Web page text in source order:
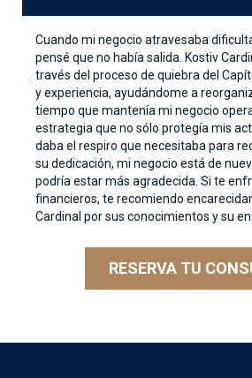
Cuando mi negocio atravesaba
pensé que no había salida. Kostiv
través del proceso de quiebra del
y experiencia, ayudándome a
tiempo que mantenía mi negocio
estrategia que no sólo protegía mis
daba el respiro que necesitaba para
su dedicación, mi negocio está de
podría estar más agradecida. Si te
financieros, te recomiendo
Cardinal por sus conocimientos y su
RESERVA TU